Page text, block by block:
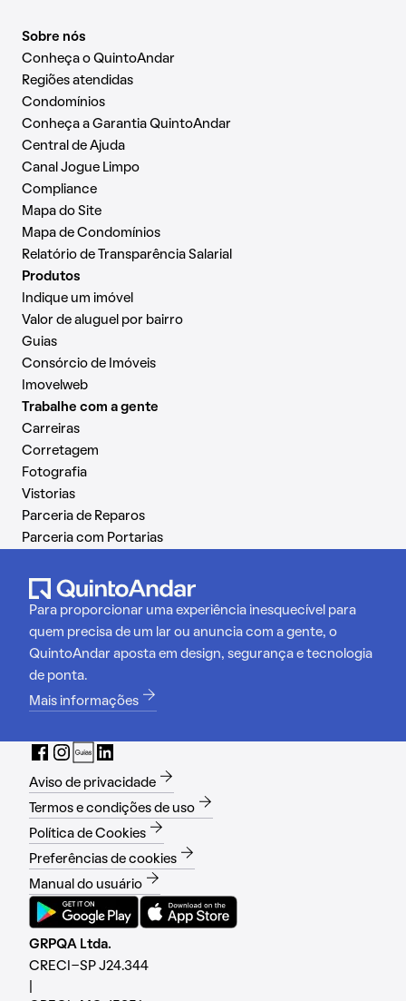
Sobre nós
Conheça o QuintoAndar
Regiões atendidas
Condomínios
Conheça a Garantia QuintoAndar
Central de Ajuda
Canal Jogue Limpo
Compliance
Mapa do Site
Mapa de Condomínios
Relatório de Transparência Salarial
Produtos
Indique um imóvel
Valor de aluguel por bairro
Guias
Consórcio de Imóveis
Imovelweb
Trabalhe com a gente
Carreiras
Corretagem
Fotografia
Vistorias
Parceria de Reparos
Parceria com Portarias
Para proporcionar uma experiência inesquecível para
quem precisa de um lar ou anuncia com a gente, o
QuintoAndar aposta em design, segurança e tecnologia
de ponta.
Mais informações
Aviso de privacidade
Termos e condições de uso
Política de Cookies
Preferências de cookies
Manual do usuário
GRPQA Ltda.
CRECI-SP J24.344